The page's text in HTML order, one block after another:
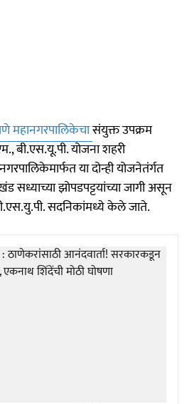
महानगरपालिकेचासंयुक्त उपक्रम
योजना शहरी
या दोन्ही योजनेतंर्गत
झोपडपट्टयांच्या जागी असून
सदनिकांमध्ये केले जाते.